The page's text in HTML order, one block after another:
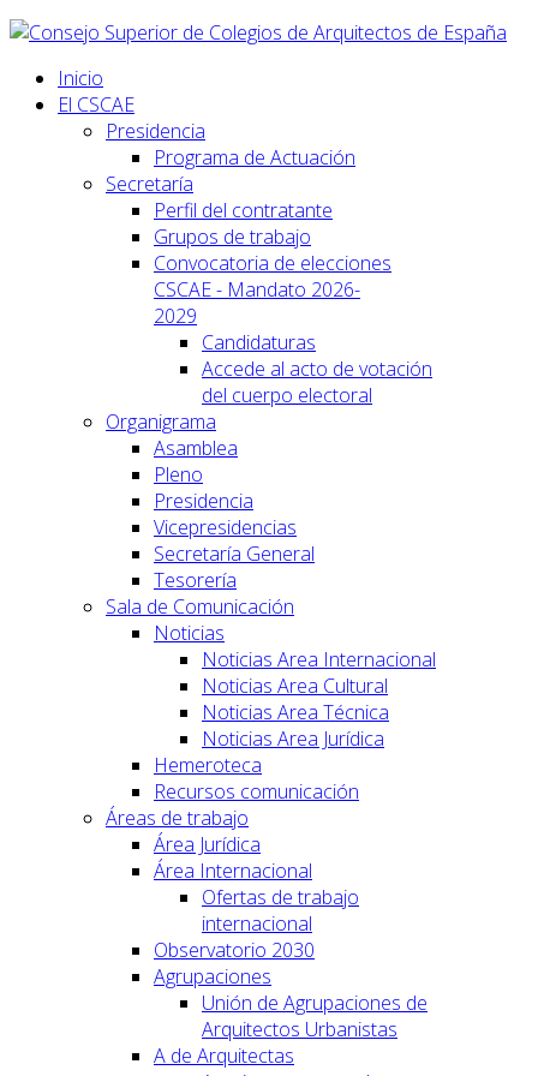
Inicio
El CSCAE
Presidencia
Programa de Actuación
Secretaría
Perfil del contratante
Grupos de trabajo
Convocatoria de elecciones
CSCAE - Mandato 2026-
2029
Candidaturas
Accede al acto de votación
del cuerpo electoral
Organigrama
Asamblea
Pleno
Presidencia
Vicepresidencias
Secretaría General
Tesorería
Sala de Comunicación
Noticias
Noticias Area Internacional
Noticias Area Cultural
Noticias Area Técnica
Noticias Area Jurídica
Hemeroteca
Recursos comunicación
Áreas de trabajo
Área Jurídica
Área Internacional
Ofertas de trabajo
internacional
Observatorio 2030
Agrupaciones
Unión de Agrupaciones de
Arquitectos Urbanistas
A de Arquitectas